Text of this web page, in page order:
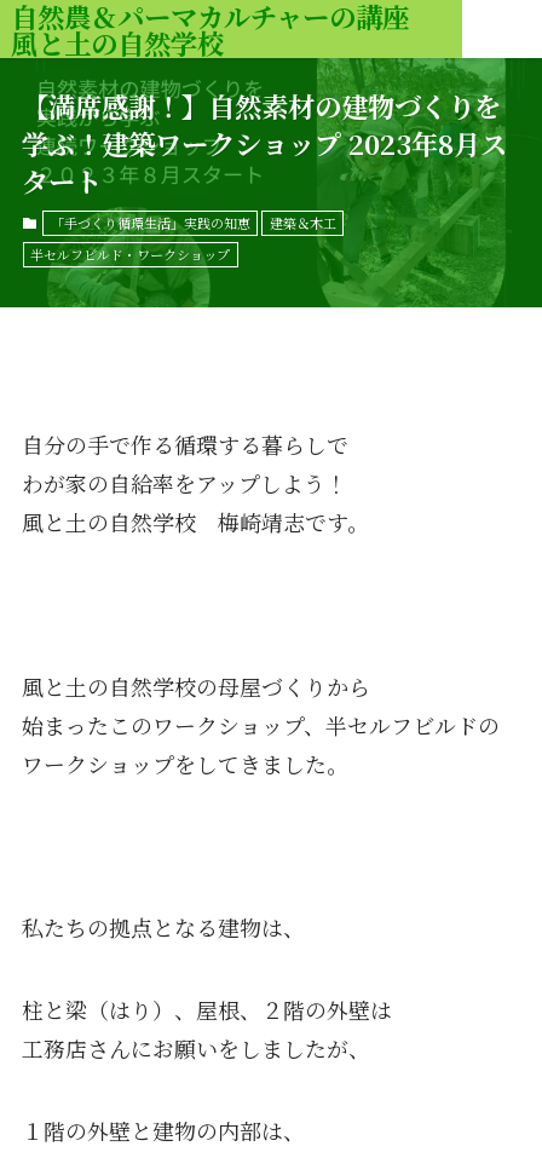
自然農＆パーマカルチャーの講座
風と土の自然学校
【満席感謝！】自然素材の建物づくりを
学ぶ！建築ワークショップ 2023年8月ス
タート
「手づくり循環生活」実践の知恵
建築＆木工
半セルフビルド・ワークショップ
自分の手で作る循環する暮らしで
わが家の自給率をアップしよう！
風と土の自然学校 梅崎靖志です。
風と土の自然学校の母屋づくりから
始まったこのワークショップ、半セルフビルドの
ワークショップをしてきました。
私たちの拠点となる建物は、
柱と梁（はり）、屋根、２階の外壁は
工務店さんにお願いをしましたが、
１階の外壁と建物の内部は、